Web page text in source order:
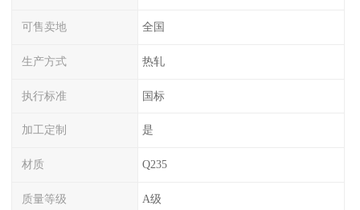
可售卖地 全国
生产方式 热轧
执行标准 国标
加工定制 是
材质 Q235
质量等级 A级